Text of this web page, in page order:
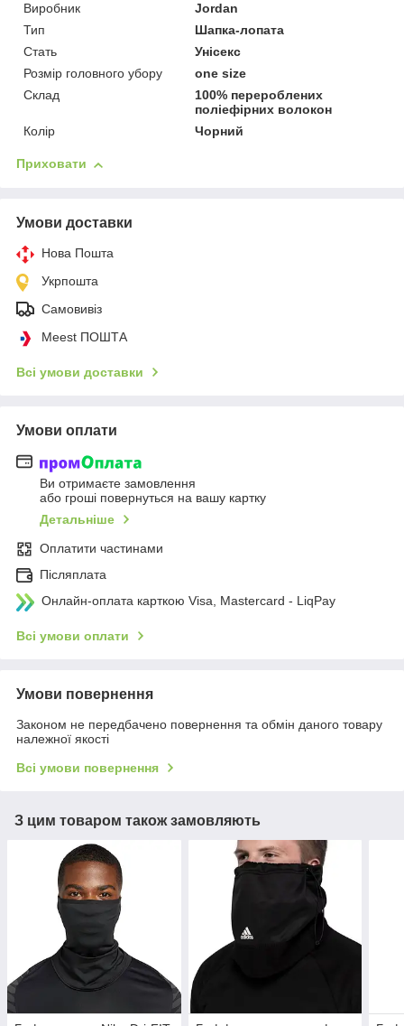
Виробник
Jordan
Тип
Шапка-лопата
Стать
Унісекс
Розмір головного убору
one size
Склад
100% перероблених
поліефірних волокон
Колір
Чорний
Приховати
Умови доставки
Нова Пошта
Укрпошта
Самовивіз
Meest ПОШТА
Всі умови доставки
Умови оплати
Ви отримаєте замовлення
або гроші повернуться на вашу картку
Детальніше
Оплатити частинами
Післяплата
Онлайн-оплата карткою Visa, Mastercard - LiqPay
Всі умови оплати
Умови повернення
Законом не передбачено повернення та обмін даного товару
належної якості
Всі умови повернення
З цим товаром також замовляють